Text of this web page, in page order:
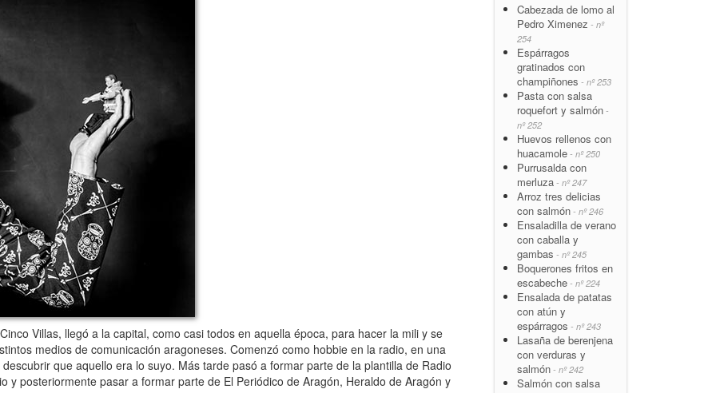
Villas, llegó a la capital, como casi todos en aquella época, para hacer la mili y se
medios de comunicación aragoneses. Comenzó como hobbie en la radio, en una
que aquello era lo suyo. Más tarde pasó a formar parte de la plantilla de Radio
y posteriormente pasar a formar parte de El Periódico de Aragón, Heraldo de Aragón y
Cabezada de lomo al
Pedro Ximenez - nº
254
Espárragos
gratinados con
champiñones - nº 253
Pasta con salsa
roquefort y salmón -
nº 252
Huevos rellenos con
huacamole - nº 250
Purrusalda con
merluza - nº 247
Arroz tres delicias
con salmón - nº 246
Ensaladilla de verano
con caballa y
gambas - nº 245
Boquerones fritos en
escabeche - nº 224
Ensalada de patatas
con atún y
espárragos - nº 243
Lasaña de berenjena
con verduras y
salmón - nº 242
Salmón con salsa